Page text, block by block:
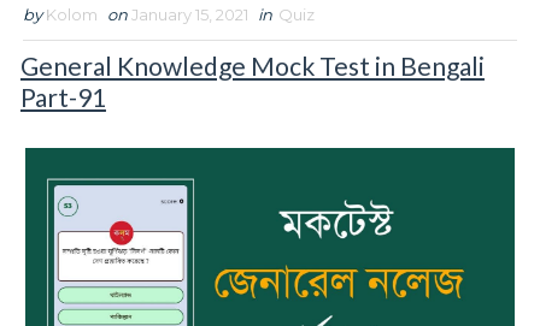
by Kolom onJanuary 15, 2021 in Quiz
General Knowledge Mock Test in Bengali
Part-91